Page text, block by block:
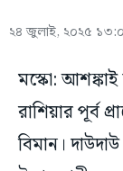
২৪ জুলাই, ২০২৫
মস্কো: আশঙ্কাই
রাশিয়ার পূর্ব
বিমান।